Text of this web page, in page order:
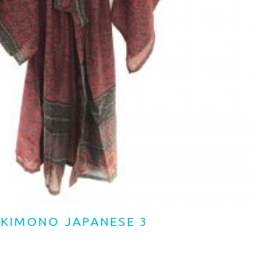
LER MAIS
KIMONO JAPANESE 3